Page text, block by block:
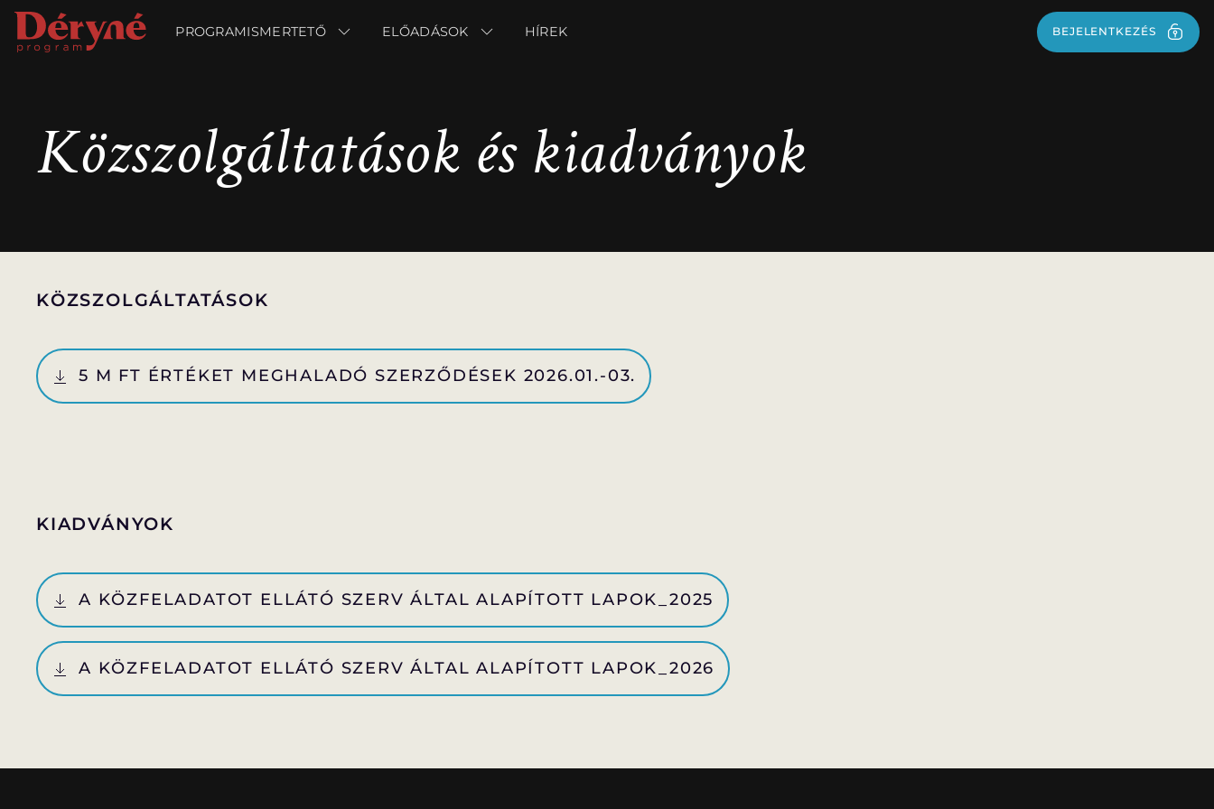
PROGRAMISMERTETŐ ELŐADÁSOK HÍREK BEJELENTKEZÉS
PROGRAMISMERTETŐ ELŐADÁSOK HÍREK BEJELENTKEZÉS
Közszolgáltatások és kiadványok
KÖZSZOLGÁLTATÁSOK
5 M FT ÉRTÉKET MEGHALADÓ SZERZŐDÉSEK 2026.01.-03.
KIADVÁNYOK
A KÖZFELADATOT ELLÁTÓ SZERV ÁLTAL ALAPÍTOTT LAPOK_2025
A KÖZFELADATOT ELLÁTÓ SZERV ÁLTAL ALAPÍTOTT LAPOK_2026